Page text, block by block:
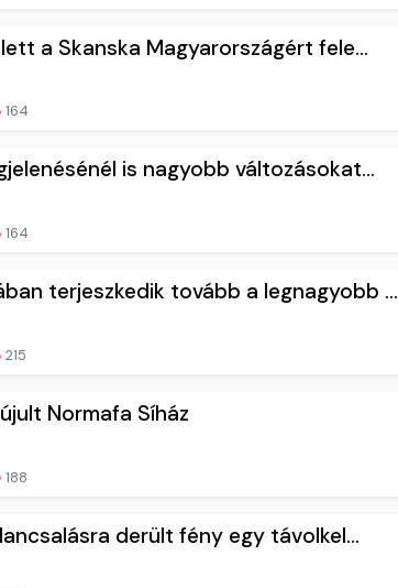
a Skanska Magyarországért fele...
164
is nagyobb változásokat...
164
terjeszkedik tovább a legnagyobb ...
215
Normafa Síház
188
derült fény egy távolkel...